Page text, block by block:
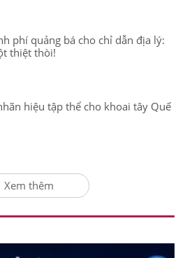
phí quảng bá cho chỉ dẫn địa lý:
thiệt thòi!
hiệu tập thể cho khoai tây Quế
Xem thêm